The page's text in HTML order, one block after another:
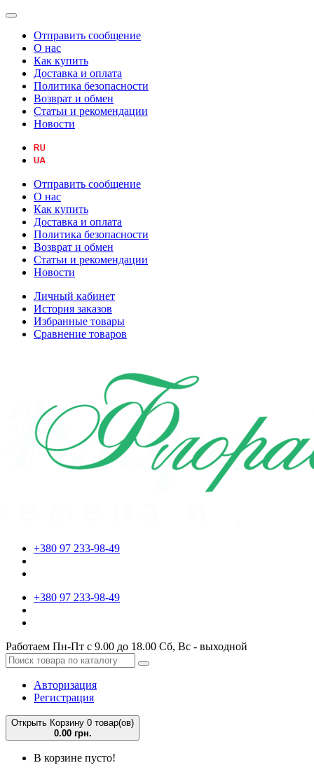
Отправить сообщение
О нас
Как купить
Доставка и оплата
Политика безопасности
Возврат и обмен
Статьи и рекомендации
Новости
Отправить сообщение
О нас
Как купить
Доставка и оплата
Политика безопасности
Возврат и обмен
Статьи и рекомендации
Новости
Личный кабинет
История заказов
Избранные товары
Сравнение товаров
+380 97 233-98-49
+380 97 233-98-49
Работаем Пн-Пт с 9.00 до 18.00 Сб, Вс - выходной
Авторизация
Регистрация
Открыть Корзину 0 товар(ов)
0.00 грн.
В корзине пусто!